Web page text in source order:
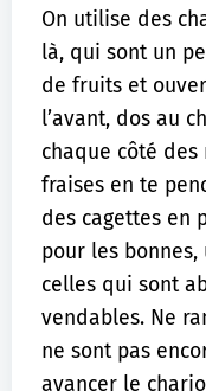
On utilise des
là, qui sont un
de fruits et
l’avant, dos au
chaque côté des
fraises en te
des cagettes en
pour les
celles qui sont
vendables. Ne
ne sont pas
avancer le